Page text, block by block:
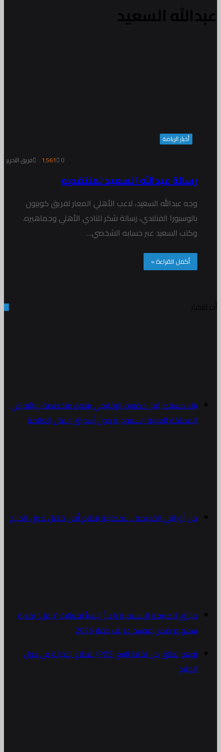
عبدالله السعيد
أخبار الرياضة
فريق التحرير
0 1٬561
رسالة عبدالله السعيد لمنتقديه
وجه عبدالله السعيد، لاعب الأهلي المعار لفريق كوبيون
بالوسيورا الفنلندي، رسالة شكر للنادي الأهلي وجماهيره.
وكتب السعيد عبر حسابه الشخصي…
أكمل القراءة »
أخر الاخبار
بنك مسقط يُعزز حضوره الإقليمي بندوة متخصصة لزبائنه في
المملكة العربية السعودية حول أسواق المال العالمة
من أوراقي القديمة .. للمطالبة بنظام أمن فاعل لدول الخليج
ميثاق للصيرفة الإسلامية راعياً رئيسياً لفعالية “ريفل” بقرية
سمهرم ضمن موسم خريف ظفار 2026
زوهو تطلق حل نقاط البيع (POS) لقطاع التجزئة في دول
الخليج